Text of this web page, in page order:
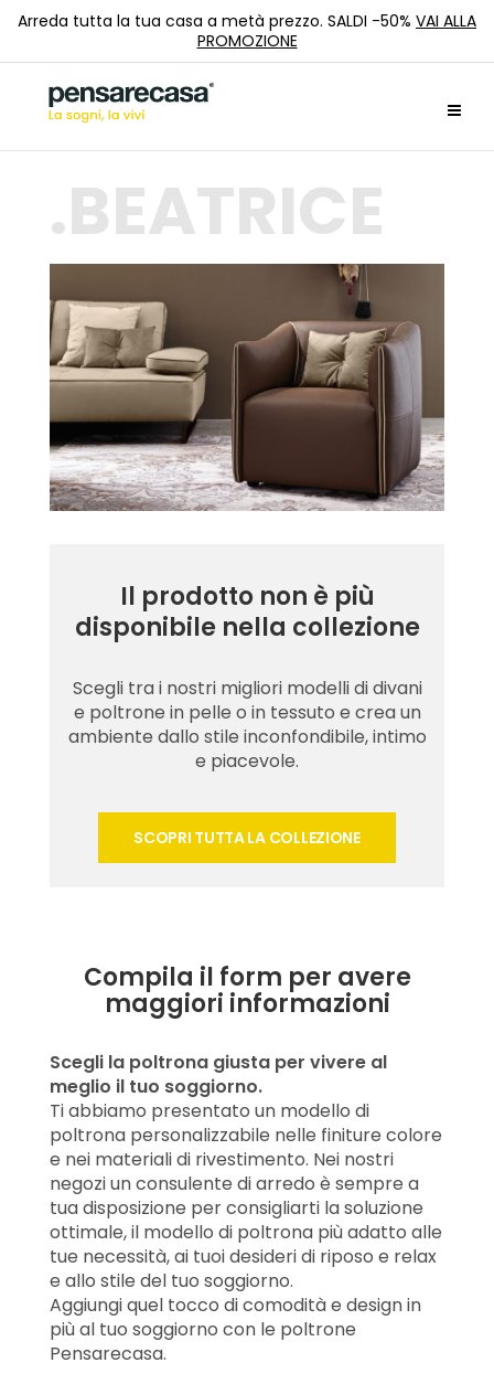
Arreda tutta la tua casa a metà prezzo. SALDI -50% VAI ALLA
PROMOZIONE
BEATRICE
Il prodotto non è più
disponibile nella collezione
Scegli tra i nostri migliori modelli di divani
e poltrone in pelle o in tessuto e crea un
ambiente dallo stile inconfondibile, intimo
e piacevole.
SCOPRI TUTTA LA COLLEZIONE
Compila il form per avere
maggiori informazioni
Scegli la poltrona giusta per vivere al
meglio il tuo soggiorno.
Ti abbiamo presentato un modello di
poltrona personalizzabile nelle finiture colore
e nei materiali di rivestimento. Nei nostri
negozi un consulente di arredo è sempre a
tua disposizione per consigliarti la soluzione
ottimale, il modello di poltrona più adatto alle
tue necessità, ai tuoi desideri di riposo e relax
e allo stile del tuo soggiorno.
Aggiungi quel tocco di comodità e design in
più al tuo soggiorno con le poltrone
Pensarecasa.